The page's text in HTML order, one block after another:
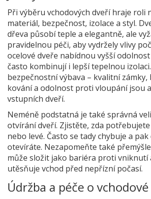
Při výběru vchodových dveří hraje roli
materiál, bezpečnost, izolace a styl.
dřeva působí teple a elegantně, ale
pravidelnou péči, aby vydržely vlivy
ocelové dveře nabídnou vyšší
často kombinují i lepší tepelnou
bezpečnostní výbava – kvalitní
kování a odolnost proti vloupání jsou
vstupních dveří.
Neméně podstatná je také správná
otvírání dveří. Zjistěte, zda
nebo levé. Často se tady chybuje a
otevíráte. Nezapomeňte také
může složit jako bariéra proti vniknutí
utěsňuje vchod před nepřízní počasí.
Údržba a péče o